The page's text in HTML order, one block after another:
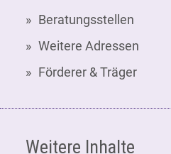
Beratungsstellen
Weitere Adressen
Förderer & Träger
Weitere Inhalte